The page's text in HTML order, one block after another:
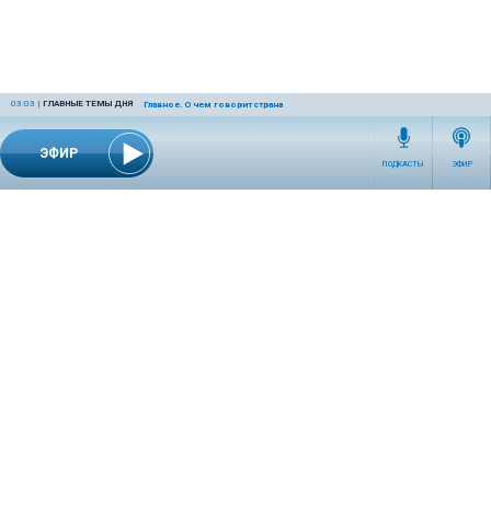
ЭФИР
03:03 | ГЛАВНЫЕ ТЕМЫ ДНЯ Главное. О чем говорит страна
ПОДКАСТЫ ЭФИР